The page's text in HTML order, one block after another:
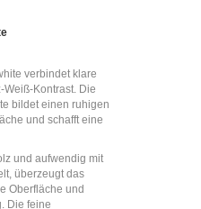
verbindet klare
Weiß-Kontrast. Die
bildet einen ruhigen
und schafft eine
und aufwendig mit
überzeugt das
Oberfläche und
Die feine